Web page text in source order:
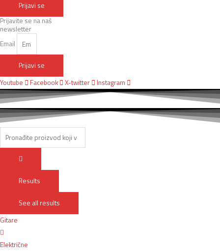
Prijavi se
Prijavite se na naš
newsletter
Email
Prijavi se
Youtube
Facebook X-twitter Instagram
Results
See all results
Gitare
Električne